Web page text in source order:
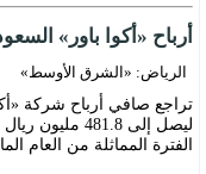
أرباح «أكوا باور» السعودية تتراجع 23 % خلال الربع
الرياض: «الشرق الأوسط»
الفترة المماثلة من العام